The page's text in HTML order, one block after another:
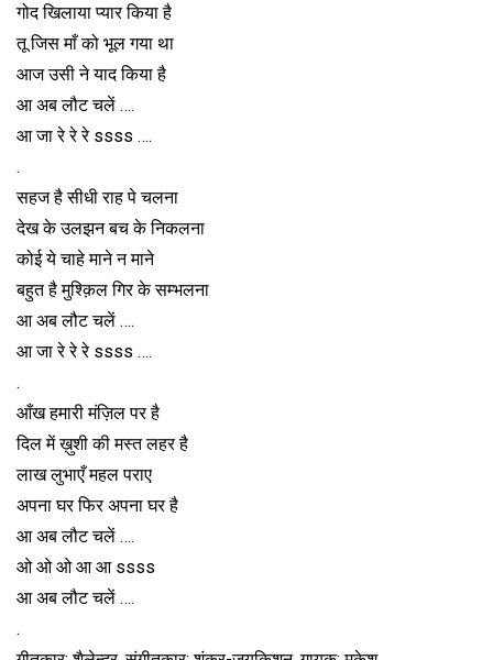
गोद खिलाया प्यार किया है
तू जिस माँ को भूल गया था
आज उसी ने याद किया है
आ अब लौट चलें ….
आ जा रे रे रे ssss ….
.
सहज है सीधी राह पे चलना
देख के उलझन बच के निकलना
कोई ये चाहे माने न माने
बहुत है मुश्क़िल गिर के सम्भलना
आ अब लौट चलें ….
आ जा रे रे रे ssss ….
.
आँख हमारी मंज़िल पर है
दिल में ख़ुशी की मस्त लहर है
लाख लुभाएँ महल पराए
अपना घर फिर अपना घर है
आ अब लौट चलें ….
ओ ओ ओ आ आ ssss
आ अब लौट चलें ….
.